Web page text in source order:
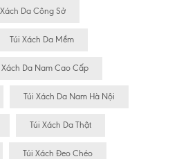
Da Công Sở
Túi Xách Da Mềm
Xách Da Nam Cao Cấp
Túi Xách Da Nam Hà Nội
Túi Xách Da Thật
Túi Xách Đeo Chéo